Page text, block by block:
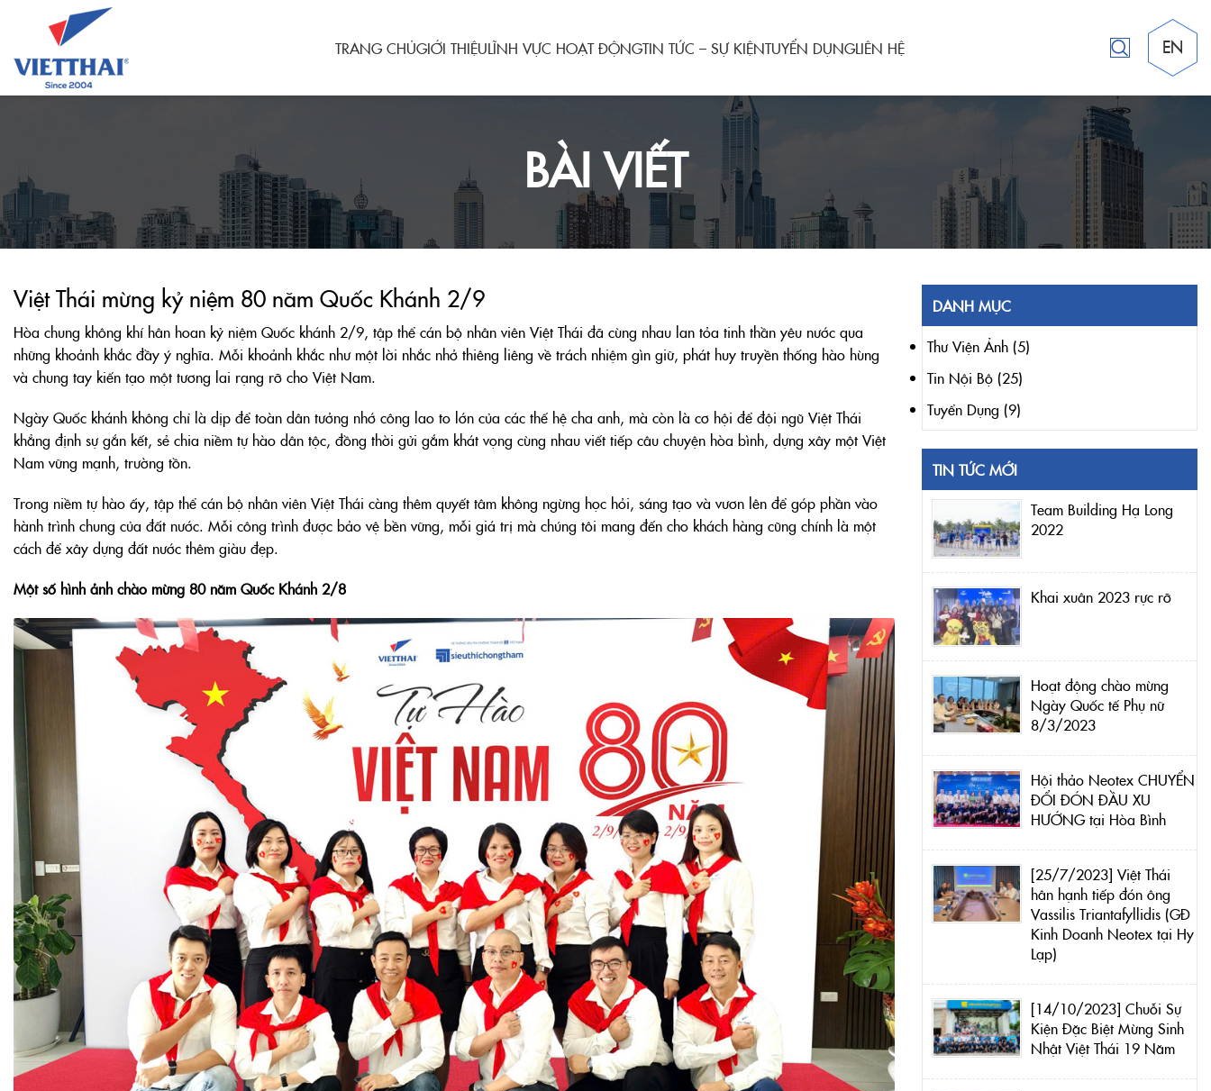
TRANG CHỦGIỚI THIỆULĨNH VỰC HOẠT ĐỘNGTIN TỨC – SỰ KIỆNTUYỂN DỤNGLIÊN HỆ EN
BÀI VIẾT
Việt Thái mừng kỷ niệm 80 năm Quốc Khánh 2/9
Hòa chung không khí hân hoan kỷ niệm Quốc khánh 2/9, tập thể cán bộ nhân viên Việt Thái đã cùng nhau lan tỏa tinh thần yêu nước qua
những khoảnh khắc đầy ý nghĩa. Mỗi khoảnh khắc như một lời nhắc nhở thiêng liêng về trách nhiệm gìn giữ, phát huy truyền thống hào hùng
và chung tay kiến tạo một tương lai rạng rỡ cho Việt Nam.
Ngày Quốc khánh không chỉ là dịp để toàn dân tưởng nhớ công lao to lớn của các thế hệ cha anh, mà còn là cơ hội để đội ngũ Việt Thái
khẳng định sự gắn kết, sẻ chia niềm tự hào dân tộc, đồng thời gửi gắm khát vọng cùng nhau viết tiếp câu chuyện hòa bình, dựng xây một Việt
Nam vững mạnh, trường tồn.
Trong niềm tự hào ấy, tập thể cán bộ nhân viên Việt Thái càng thêm quyết tâm không ngừng học hỏi, sáng tạo và vươn lên để góp phần vào
hành trình chung của đất nước. Mỗi công trình được bảo vệ bền vững, mỗi giá trị mà chúng tôi mang đến cho khách hàng cũng chính là một
cách để xây dựng đất nước thêm giàu đẹp.
Một số hình ảnh chào mừng 80 năm Quốc Khánh 2/8
DANH MỤC
Thư Viện Ảnh (5)
Tin Nội Bộ (25)
Tuyển Dụng (9)
TIN TỨC MỚI
Team Building Hạ Long
2022
Khai xuân 2023 rực rỡ
Hoạt động chào mừng
Ngày Quốc tế Phụ nữ
8/3/2023
Hội thảo Neotex CHUYỂN
ĐỔI ĐÓN ĐẦU XU
HƯỚNG tại Hòa Bình
[25/7/2023] Việt Thái
hân hạnh tiếp đón ông
Vassilis Triantafyllidis (GĐ
Kinh Doanh Neotex tại Hy
Lạp)
[14/10/2023] Chuỗi Sự
Kiện Đặc Biệt Mừng Sinh
Nhật Việt Thái 19 Năm